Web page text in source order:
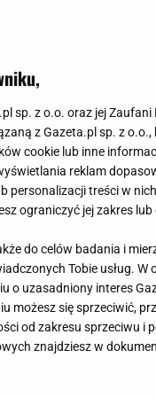
nie był
sp. z o.o. oraz jej
z Gazeta.pl sp. z
cookie lub inne
reklam
personalizacji treści w
ograniczyć jej zakres
do celów badania i
Tobie usług.
o uzasadniony interes
możesz się sprzeciwić,
od zakresu sprzeciwu i
znajdziesz w